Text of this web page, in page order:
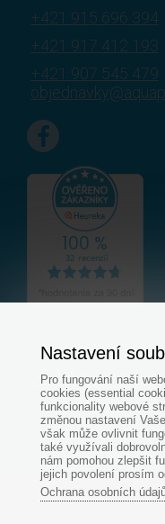
+421 915 696 394
+421 917 412 193
+421 907 545 479
© Všechna práva
Nastavení
Pro fungování naší
cookies (essential
funkcionality webové
změnou nastavení
však může ovlivnit
také využívali
nám pomohou zlepšit
jejich povolení prosím
Ochrana osobních